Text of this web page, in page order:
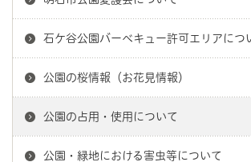
石ケ谷公園バーベキュー許可エリアにつ
公園の桜情報（お花見情報）
公園の占用・使用について
公園・緑地における害虫等について